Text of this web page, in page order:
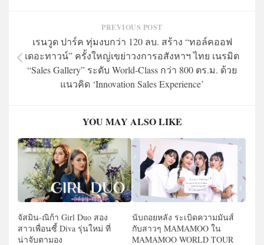
PREVIOUS POST
เรนวูด ปาร์ค ทุ่มงบกว่า 120 ลบ. สร้าง “ทอล์คออฟ
เดอะทาวน์” ครั้งใหญ่เขย่าวงการอสังหาฯ ไทย เนรมิต
“Sales Gallery” ระดับ World-Class กว่า 800 ตร.ม. ด้วย
แนวคิด ‘Innovation Sales Experience’
YOU MAY ALSO LIKE
จัสมิน-ณิก้า Girl Duo สอง
สาวเพื่อนซี้ Diva รุ่นใหม่ ที่
น่าจับตามอง
นับถอยหลัง ระเบิดความมันส์
กับสาวๆ MAMAMOO ใน
MAMAMOO WORLD TOUR